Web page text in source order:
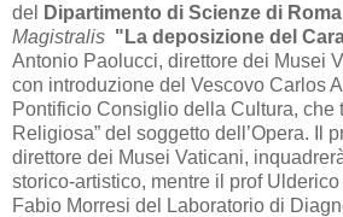
del
Dipartimento di Scienze di
Magistralis " La deposizione del
Antonio Paolucci, direttore dei Musei
con introduzione del Vescovo Carlos
Pontificio Consiglio della Cultura, che
Religiosa” del soggetto dell’Opera. Il
direttore dei Musei Vaticani,
storico-artistico, mentre il prof
Fabio Morresi del Laboratorio di